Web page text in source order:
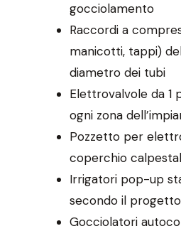
gocciolamento
Raccordi a
manicotti, tappi)
diametro dei tubi
Elettrovalvole da 1
ogni zona
Pozzetto per
coperchio
Irrigatori pop-up
secondo il progetto
Gocciolatori